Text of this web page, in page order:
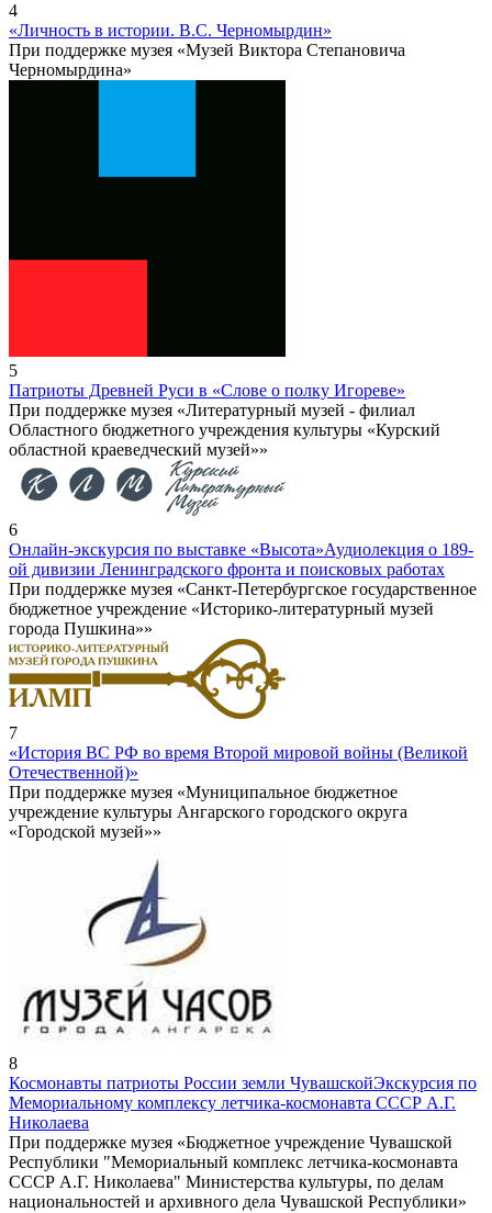
4
«Личность в истории. В.С. Черномырдин»
При поддержке музея «Музей Виктора Степановича
Черномырдина»
5
Патриоты Древней Руси в «Слове о полку Игореве»
При поддержке музея «Литературный музей - филиал
Областного бюджетного учреждения культуры «Курский
областной краеведческий музей»»
6
Онлайн-экскурсия по выставке «Высота»Аудиолекция о 189-
ой дивизии Ленинградского фронта и поисковых работах
При поддержке музея «Санкт-Петербургское государственное
бюджетное учреждение «Историко-литературный музей
города Пушкина»»
7
«История ВС РФ во время Второй мировой войны (Великой
Отечественной)»
При поддержке музея «Муниципальное бюджетное
учреждение культуры Ангарского городского округа
«Городской музей»»
8
Космонавты патриоты России земли ЧувашскойЭкскурсия по
Мемориальному комплексу летчика-космонавта СССР А.Г.
Николаева
При поддержке музея «Бюджетное учреждение Чувашской
Республики "Мемориальный комплекс летчика-космонавта
СССР А.Г. Николаева" Министерства культуры, по делам
национальностей и архивного дела Чувашской Республики»